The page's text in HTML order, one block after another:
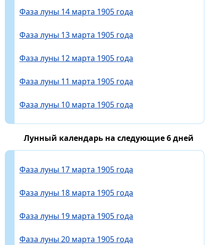
Фаза луны 14 марта 1905 года
Фаза луны 13 марта 1905 года
Фаза луны 12 марта 1905 года
Фаза луны 11 марта 1905 года
Фаза луны 10 марта 1905 года
Лунный календарь на следующие 6 дней
Фаза луны 17 марта 1905 года
Фаза луны 18 марта 1905 года
Фаза луны 19 марта 1905 года
Фаза луны 20 марта 1905 года